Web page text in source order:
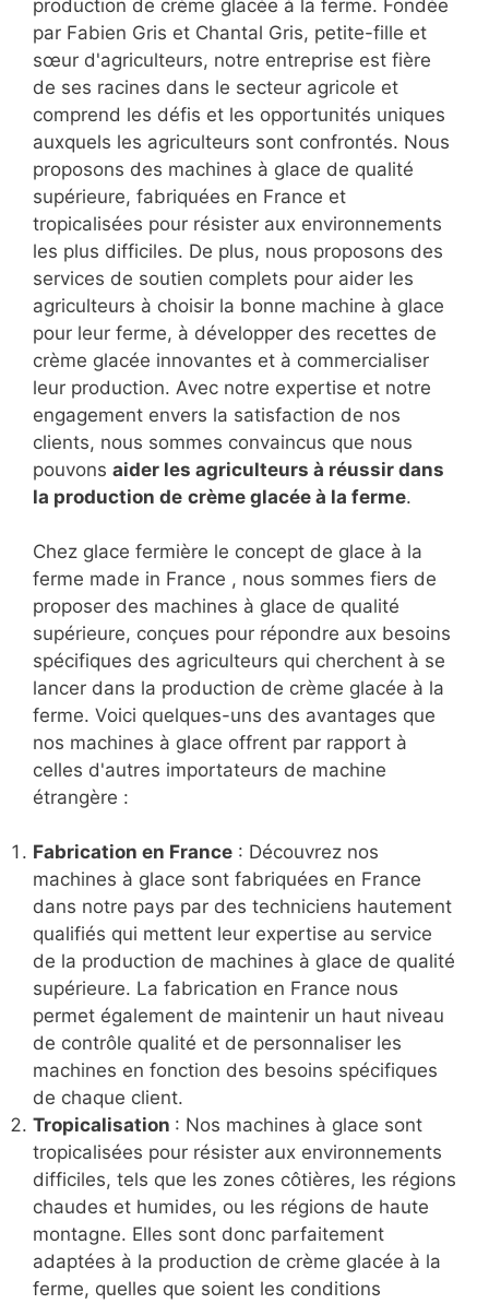
production de crème glacée à la ferme. Fondée
par Fabien Gris et Chantal Gris, petite-fille et
sœur d'agriculteurs, notre entreprise est fière
de ses racines dans le secteur agricole et
comprend les défis et les opportunités uniques
auxquels les agriculteurs sont confrontés. Nous
proposons des machines à glace de qualité
supérieure, fabriquées en France et
tropicalisées pour résister aux environnements
les plus difficiles. De plus, nous proposons des
services de soutien complets pour aider les
agriculteurs à choisir la bonne machine à glace
pour leur ferme, à développer des recettes de
crème glacée innovantes et à commercialiser
leur production. Avec notre expertise et notre
engagement envers la satisfaction de nos
clients, nous sommes convaincus que nous
pouvons aider les agriculteurs à réussir dans
la production de crème glacée à la ferme.
Chez glace fermière le concept de glace à la
ferme made in France , nous sommes fiers de
proposer des machines à glace de qualité
supérieure, conçues pour répondre aux besoins
spécifiques des agriculteurs qui cherchent à se
lancer dans la production de crème glacée à la
ferme. Voici quelques-uns des avantages que
nos machines à glace offrent par rapport à
celles d'autres importateurs de machine
étrangère :
Fabrication en France : Découvrez nos
machines à glace sont fabriquées en France
dans notre pays par des techniciens hautement
qualifiés qui mettent leur expertise au service
de la production de machines à glace de qualité
supérieure. La fabrication en France nous
permet également de maintenir un haut niveau
de contrôle qualité et de personnaliser les
machines en fonction des besoins spécifiques
de chaque client.
Tropicalisation : Nos machines à glace sont
tropicalisées pour résister aux environnements
difficiles, tels que les zones côtières, les régions
chaudes et humides, ou les régions de haute
montagne. Elles sont donc parfaitement
adaptées à la production de crème glacée à la
ferme, quelles que soient les conditions